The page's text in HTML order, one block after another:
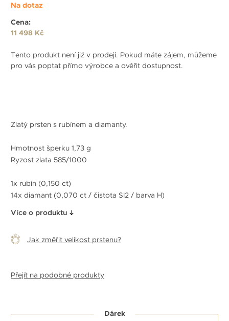
Na dotaz
Cena:
11 498 Kč
Tento produkt není již v prodeji. Pokud máte zájem, můžeme
pro vás poptat přímo výrobce a ověřit dostupnost.
Zlatý prsten s rubínem a diamanty.
Hmotnost šperku 1,73 g
Ryzost zlata 585/1000
1x rubín (0,150 ct)
14x diamant (0,070 ct / čistota SI2 / barva H)
Více o produktu
Jak změřit velikost prstenu?
Přejít na podobné produkty
Dárek